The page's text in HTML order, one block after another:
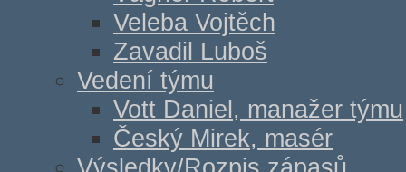
Veleba Vojtěch
Zavadil Luboš
Vedení týmu
Vott Daniel, manažer týmu
Český Mirek, masér